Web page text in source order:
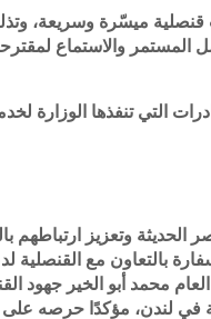
قنصلية ميسّرة وسريعة،
المستمر والاستماع
التي تنفذها الوزارة
الحديثة وتعزيز ارتباطهم
بالتعاون مع القنصلية
محمد أبو الخير جهود
في لندن، مؤكدًا حرصه